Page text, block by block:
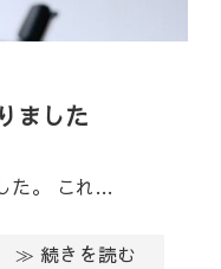
ました
た。 これ…
≫ 続きを読む